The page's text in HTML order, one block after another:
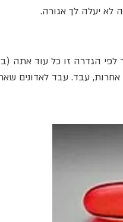
לא יעלה לך אגורה.
הגדרה זו כל עוד אתה
עבד. עבד לאדונים